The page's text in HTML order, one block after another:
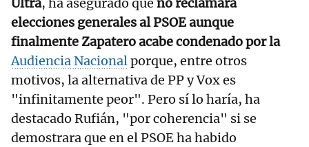
Ultra, ha asegurado que no reclamará
elecciones generales al PSOE aunque
finalmente Zapatero acabe condenado por la
Audiencia Nacionalporque, entre otros
motivos, la alternativa de PP y Vox es
"infinitamente peor". Pero sí lo haría, ha
destacado Rufián, "por coherencia" si se
demostrara que en el PSOE ha habido